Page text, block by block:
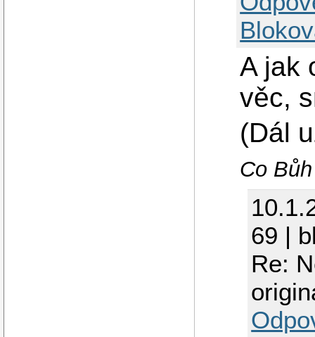
A jak
věc,
(Dál
Co
69 |
Re: